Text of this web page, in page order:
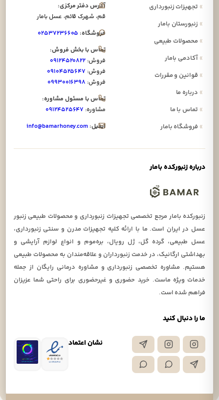
ما را دنبال کنید
نشان اعتماد
»تجهیزات زنبورداری
»زنبورستان بامار
»محصولات طبیعی
»آکادمی بامار
»قوانین و مقررات
»درباره ما
»تماس با ما
»فروشگاه بامار
آدرس دفتر مرکزی:
قم، شهرک قائم، عسل بامار
فروشگاه: ۰۲۵۳۷۲۳۶۶۰۵
تماس با بخش فروش:
فروش: ۰۹۱۲۴۵۲۰۸۲۲
فروش: ۰۹۱۰۴۵۲۵۶۴۷
فروش: ۰۹۹۳۰۰۱۶۳۹۸
تماس با مسئول مشاوره:
مشاوره: ۰۹۱۲۴۵۲۵۶۴۷
ایمیل: info@bamarhoney.com
درباره زنبورکده بامار
زنبورکده بامار مرجع تخصصی تجهیزات زنبورداری و محصولات طبیعی زنبور
عسل در ایران است. ما با ارائه کلیه تجهیزات مدرن و سنتی زنبورداری،
عسل طبیعی، گرده گل، ژل رویال، بره‌موم و انواع لوازم آرایشی و
بهداشتی ارگانیک، در خدمت زنبورداران و علاقه‌مندان به محصولات طبیعی
هستیم. مشاوره تخصصی زنبورداری و مشاوره درمانی رایگان از جمله
خدمات ویژه ماست. خرید حضوری و غیرحضوری برای راحتی شما عزیزان
فراهم شده است.